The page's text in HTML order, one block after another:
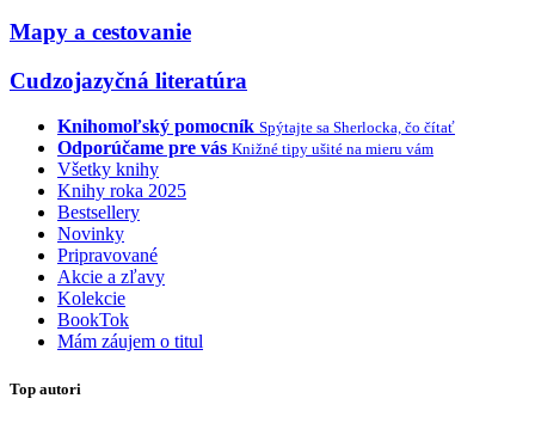
Mapy a cestovanie
Cudzojazyčná literatúra
Knihomoľský pomocník Spýtajte sa Sherlocka, čo čítať
Odporúčame pre vás Knižné tipy ušité na mieru vám
Všetky knihy
Knihy roka 2025
Bestsellery
Novinky
Pripravované
Akcie a zľavy
Kolekcie
BookTok
Mám záujem o titul
Top autori